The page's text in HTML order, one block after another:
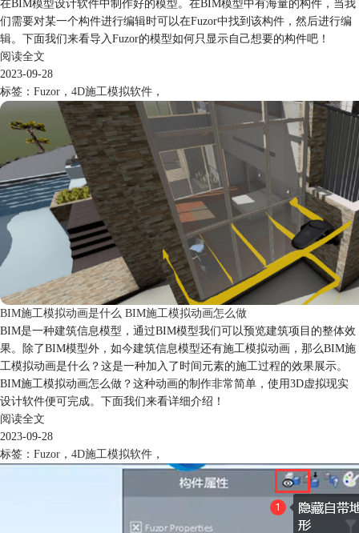
在BIM模型设计软件中制作好的模型。在BIM模型中有海量的构件，当我
们需要对某一个构件进行编辑时可以在Fuzor中找到该构件，然后进行编
辑。下面我们来看导入Fuzor的模型如何只显示自己想要的构件吧！
阅读全文
2023-09-28
标签： Fuzor ， 4D施工模拟软件 ，
BIM施工模拟动画是什么 BIM施工模拟动画怎么做
BIM是一种建筑信息模型，通过BIM模型我们可以预览建筑项目的整体效
果。除了BIM模型外，如今建筑信息模型还有施工模拟动画，那么BIM施
工模拟动画是什么？这是一种加入了时间元素的施工过程的效果展示。
BIM施工模拟动画怎么做？这种动画的制作非常简单，使用3D虚拟现实
设计软件便可完成。下面我们来看详细介绍！
阅读全文
2023-09-28
标签： Fuzor ， 4D施工模拟软件 ，